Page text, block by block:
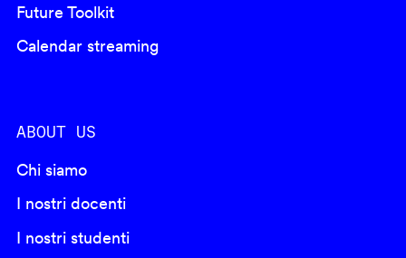
Future Toolkit
Calendar streaming
ABOUT US
Chi siamo
I nostri docenti
I nostri studenti